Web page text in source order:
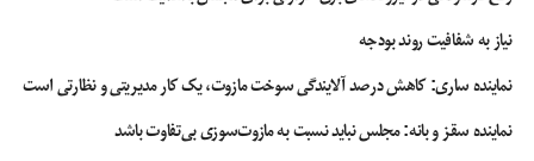
علاوه بر این پکیج‌ها، جذاب زیبا محصولات تکی برندهای مطرحی همچون
بین استار، ستین، نهال سبز و لاکچری کوین را با بهترین شرایط ممکن در اختیار
مشتریان قرار می‌دهد. از قهوه‌های گانودرما گرفته تا سبوس‌ها و پروتئین‌بارهای خاص،
تمامی این محصولات با رعایت استانداردهای بین‌المللی عرضه می‌شوند.
نیاز به شفافیت روند بودجه
نماینده ساری: کاهش درصد آلایندگی سوخت مازوت، یک کار مدیریتی و نظارتی است
نماینده سقز و بانه: مجلس نباید نسبت به مازوت‌سوزی بی‌تفاوت باشد